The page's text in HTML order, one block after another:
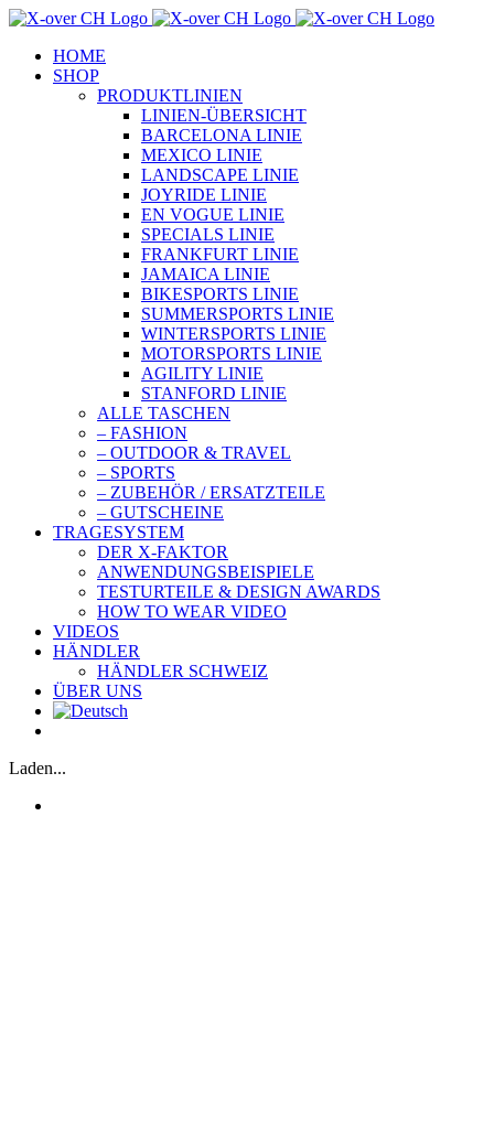
Zum
springenHOME
SHOP
PRODUKTLINIEN
LINIEN-ÜBERSICHT
BARCELONA LINIE
MEXICO LINIE
LANDSCAPE LINIE
JOYRIDE LINIE
EN VOGUE LINIE
SPECIALS LINIE
FRANKFURT LINIE
JAMAICA LINIE
BIKESPORTS LINIE
SUMMERSPORTS LINIE
WINTERSPORTS LINIE
MOTORSPORTS LINIE
AGILITY LINIE
STANFORD LINIE
ALLE TASCHEN
– FASHION
– OUTDOOR & TRAVEL
– SPORTS
– ZUBEHÖR / ERSATZTEILE
– GUTSCHEINE
TRAGESYSTEM
DER X-FAKTOR
ANWENDUNGSBEISPIELE
TESTURTEILE & DESIGN AWARDS
HOW TO WEAR VIDEO
VIDEOS
HÄNDLER
HÄNDLER SCHWEIZ
ÜBER UNS
Laden...